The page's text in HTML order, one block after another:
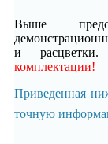
Выше
и
комплектации!
Приведенная
точную